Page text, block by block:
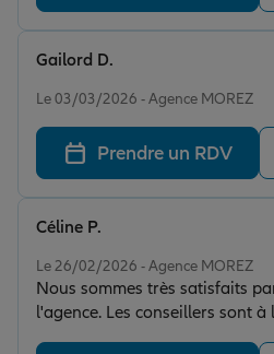
Le 03/03/2026 - Agence MOREZ
Gailord D.
Prendre un RDV
Le 26/02/2026 - Agence MOREZ
Nous sommes très satisfaits
l'agence. Les conseillers sont
et disponibles à la demande.
Céline P.